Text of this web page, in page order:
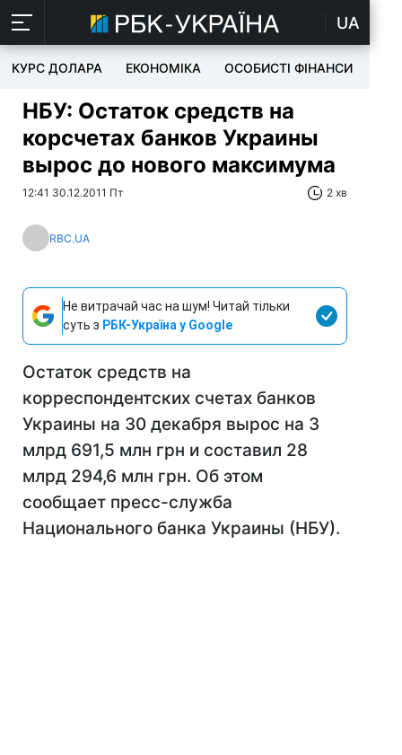
UA
КУРС ДОЛАРА ЕКОНОМІКА ОСОБИСТІ ФІНАНСИ
НБУ: Остаток средств на
корсчетах банков Украины
вырос до нового максимума
12:41 30.12.2011 Пт 2 хв
RBC.UA
Не витрачай час на шум! Читай тільки
суть з РБК-Україна у Google
Остаток средств на
корреспондентских счетах банков
Украины на 30 декабря вырос на 3
млрд 691,5 млн грн и составил 28
млрд 294,6 млн грн. Об этом
сообщает пресс-служба
Национального банка Украины (НБУ).